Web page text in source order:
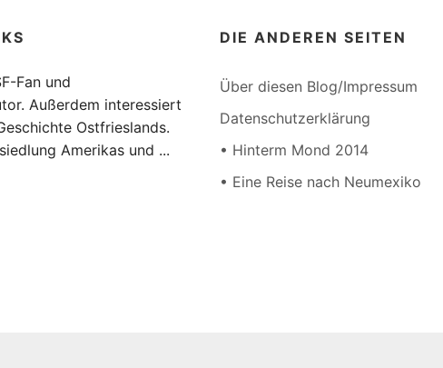
Fan und
Außerdem interessiert
Ostfrieslands.
Amerikas und ...
DIE ANDEREN SEITEN
Über diesen Blog/Impressum
Datenschutzerklärung
• Hinterm Mond 2014
• Eine Reise nach Neumexiko